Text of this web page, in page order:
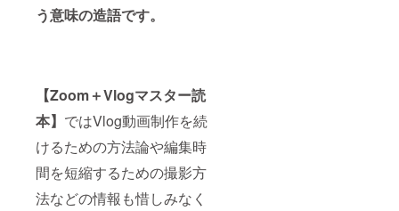
う意味の造語です。
【Zoom＋Vlogマスター読
本】 ではVlog動画制作を続
けるための方法論や編集時
間を短縮するための撮影方
法などの情報も惜しみなく